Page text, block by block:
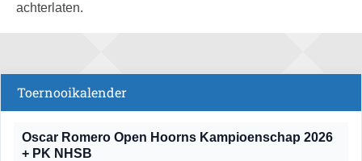
achterlaten.
Toernooikalender
Oscar Romero Open Hoorns Kampioenschap 2026
+ PK NHSB